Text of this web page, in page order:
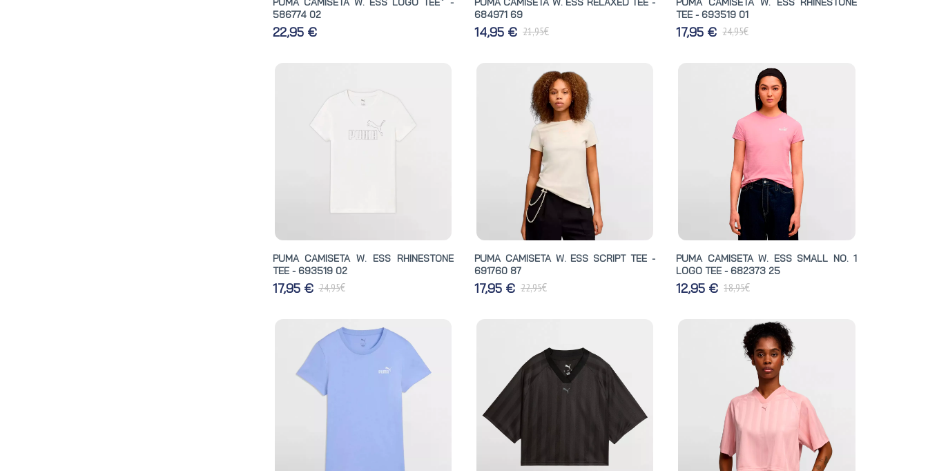
586774 02
22,95 €
684971 69
14,95 € 21,95€
TEE - 693519 01
17,95 € 24,95€
PUMA CAMISETA W. ESS RHINESTONE
TEE - 693519 02
17,95 € 24,95€
PUMA CAMISETA W. ESS SCRIPT TEE -
691760 87
17,95 € 22,95€
PUMA CAMISETA W. ESS SMALL NO. 1
LOGO TEE - 682373 25
12,95 € 18,95€